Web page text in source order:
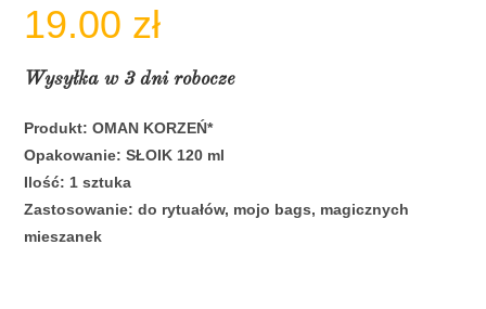
19.00 zł
Wysyłka w 3 dni robocze
Produkt: OMAN KORZEŃ*
Opakowanie: SŁOIK 120 ml
Ilość: 1 sztuka
Zastosowanie: do rytuałów, mojo bags, magicznych
mieszanek